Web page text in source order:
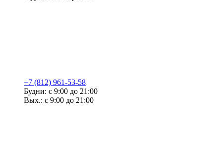
+7 (812) 961-53-58
Будни: с 9:00 до 21:00
Вых.: с 9:00 до 21:00